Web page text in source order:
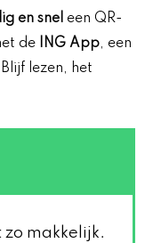
en snel een QR-
de ING App, een
lezen, het
zo makkelijk.